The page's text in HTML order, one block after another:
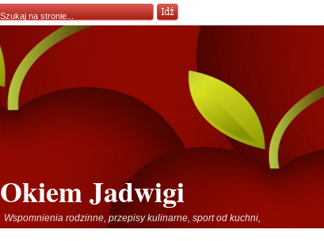
Okiem Jadwigi
Wspomnienia rodzinne, przepisy kulinarne, sport od kuchni,